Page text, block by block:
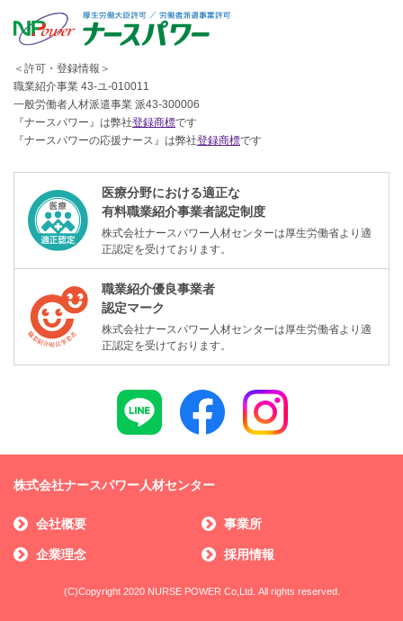
＜許可・登録情報＞
職業紹介事業 43-ユ-010011
一般労働者人材派遣事業 派43-300006
『ナースパワー』は弊社登録商標です
『ナースパワーの応援ナース』は弊社登録商標です
医療分野における適正な
有料職業紹介事業者認定制度
株式会社ナースパワー人材センターは厚生労働省より適
正認定を受けております。
職業紹介優良事業者
認定マーク
株式会社ナースパワー人材センターは厚生労働省より適
正認定を受けております。
株式会社ナースパワー人材センター
会社概要 事業所
企業理念 採用情報
(C)Copyright 2020 NURSE POWER Co,Ltd. All rights reserved.